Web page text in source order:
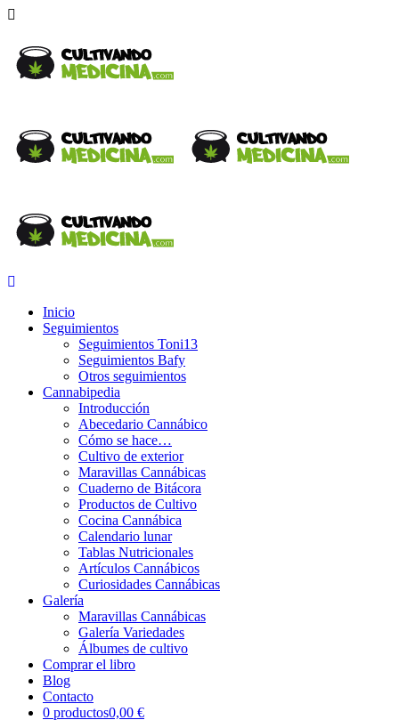
Inicio
Seguimientos
Seguimientos Toni13
Seguimientos Bafy
Otros seguimientos
Cannabipedia
Introducción
Abecedario Cannábico
Cómo se hace…
Cultivo de exterior
Maravillas Cannábicas
Cuaderno de Bitácora
Productos de Cultivo
Cocina Cannábica
Calendario lunar
Tablas Nutricionales
Artículos Cannábicos
Curiosidades Cannábicas
Galería
Maravillas Cannábicas
Galería Variedades
Álbumes de cultivo
Comprar el libro
Blog
Contacto
0 productos0,00 €